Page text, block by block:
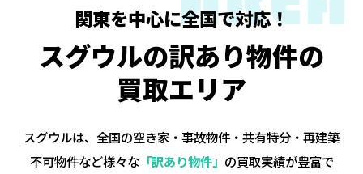
関東を中心に全国で対応！
スグウルの訳あり物件の
買取エリア
スグウルは、全国の空き家・事故物件・共有特分・再建築
不可物件など様々な「訳あり物件」 の買取実績が豊富で